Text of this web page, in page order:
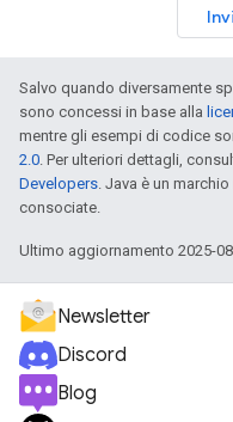
Salvo quando diversamente
sono concessi in base alla
mentre gli esempi di codice
2.0. Per ulteriori dettagli,
Developers. Java è un
consociate.
Ultimo aggiornamento 2025-
Newsletter
Discord
Blog